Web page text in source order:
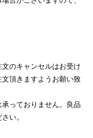
のキャンセルはお受け
頂きますようお願い致
っておりません。良品
い。